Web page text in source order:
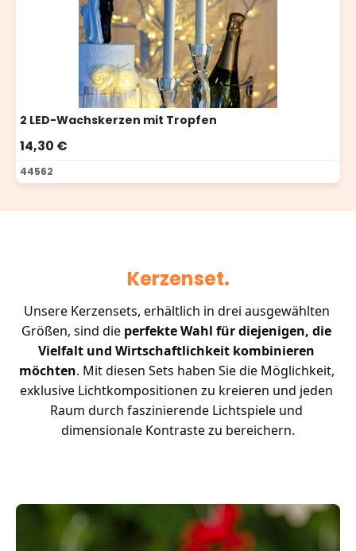
2 LED-Wachskerzen mit Tropfen
14,30 €
44562
Kerzenset.
Unsere Kerzensets, erhältlich in drei ausgewählten
Größen, sind die perfekte Wahl für diejenigen, die
Vielfalt und Wirtschaftlichkeit kombinieren
möchten. Mit diesen Sets haben Sie die Möglichkeit,
exklusive Lichtkompositionen zu kreieren und jeden
Raum durch faszinierende Lichtspiele und
dimensionale Kontraste zu bereichern.